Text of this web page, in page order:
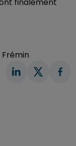
finalement
Frémin